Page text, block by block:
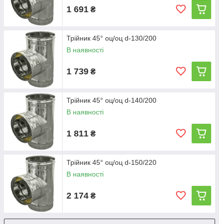
1 691 ₴
Трійник 45° оц/оц d-130/200
В наявності
1 739 ₴
Трійник 45° оц/оц d-140/200
В наявності
1 811 ₴
Трійник 45° оц/оц d-150/220
В наявності
2 174 ₴